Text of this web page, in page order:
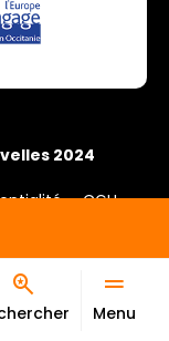
Menu
2024
CGU